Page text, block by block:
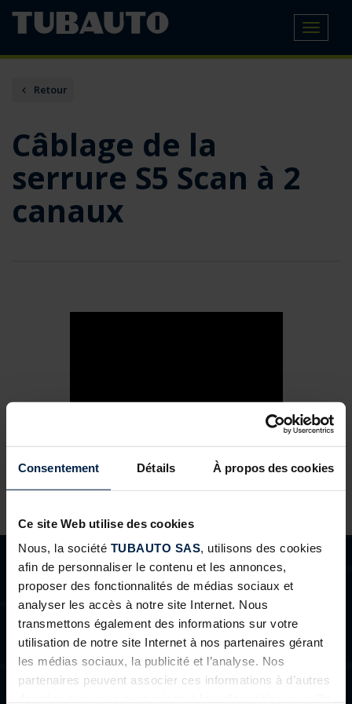
Consentement Détails À propos des cookies
Ce site Web utilise des cookies
Nous, la société TUBAUTO SAS, utilisons des cookies
afin de personnaliser le contenu et les annonces,
proposer des fonctionnalités de médias sociaux et
analyser les accès à notre site Internet. Nous
transmettons également des informations sur votre
utilisation de notre site Internet à nos partenaires gérant
les médias sociaux, la publicité et l’analyse. Nos
partenaires peuvent associer ces informations à d’autres
Toggle
Retour
Câblage de la
serrure S5 Scan à 2
canaux
BESOINS D'AIDE ?
Vous n’avez pas trouvé réponse à votre question ou vous
êtes un professionnels et souhaitez nous contacter ?